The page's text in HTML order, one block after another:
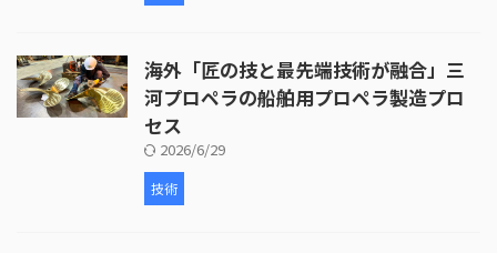
海外「匠の技と最先端技術が融合」三
河プロペラの船舶用プロペラ製造プロ
セス
2026/6/29
技術